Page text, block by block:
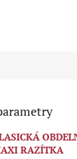
RAZÍTKA